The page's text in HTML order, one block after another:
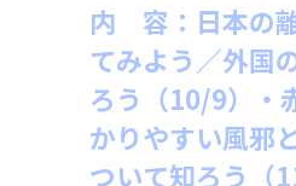
内 容：日本の
てみよう／外国
ろう（10/9）・
かりやすい風邪
ついて知ろう（